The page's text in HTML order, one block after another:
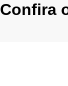
Confira